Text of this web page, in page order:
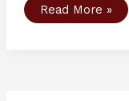
WALHALLA:
EL
Read More »